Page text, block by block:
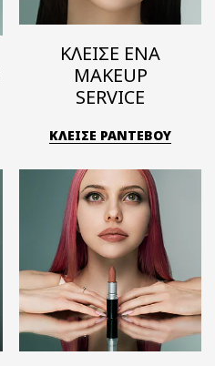
ΚΛΕΙΣΕ ΕΝΑ
MAKEUP
SERVICE
ΚΛΕΙΣΕ ΡΑΝΤΕΒΟΥ